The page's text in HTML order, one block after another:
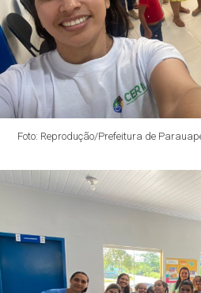
Foto: Reprodução/Prefeitura de